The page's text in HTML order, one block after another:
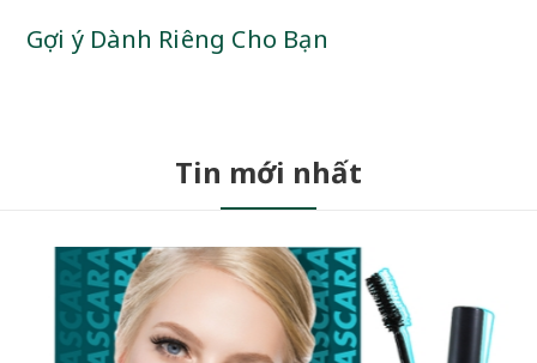
Gợi ý Dành Riêng Cho Bạn
Tin mới nhất